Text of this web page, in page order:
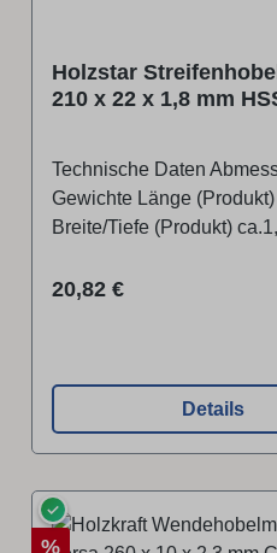
Holzstar
210 x 22 x 1,8 mm
Technische Daten
Gewichte Länge
Breite/Tiefe (Produkt)
Regulärer Preis:
20,82 €
Details
Rabatt
%
✓